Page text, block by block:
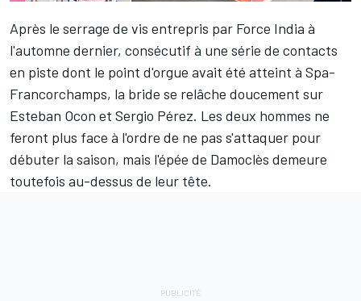
Après le serrage de vis entrepris par Force India à
l'automne dernier, consécutif à une série de contacts
en piste dont le point d'orgue avait été atteint à Spa-
Francorchamps, la bride se relâche doucement sur
Esteban Ocon et Sergio Pérez. Les deux hommes ne
feront plus face à l'ordre de ne pas s'attaquer pour
débuter la saison, mais l'épée de Damoclès demeure
toutefois au-dessus de leur tête.